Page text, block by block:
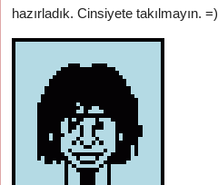
hazırladık. Cinsiyete takılmayın. =)